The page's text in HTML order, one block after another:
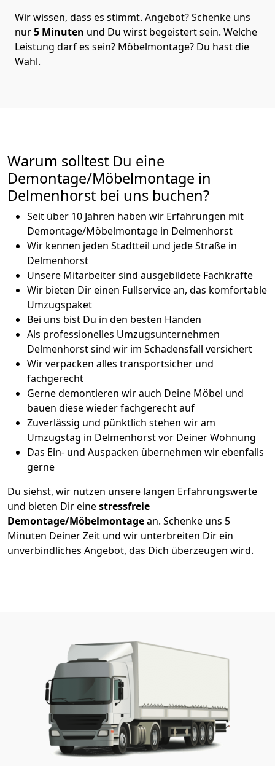
Wir wissen, dass es stimmt. Angebot? Schenke uns
nur5 Minuten und Du wirst begeistert sein. Welche
Leistung darf es sein? Möbelmontage? Du hast die
Wahl.
Warum solltest Du eine
Demontage/Möbelmontage in
Delmenhorst bei uns buchen?
Seit über 10 Jahren haben wir Erfahrungen mit
Demontage/Möbelmontage in Delmenhorst
Wir kennen jeden Stadtteil und jede Straße in
Delmenhorst
Unsere Mitarbeiter sind ausgebildete Fachkräfte
Wir bieten Dir einen Fullservice an, das komfortable
Umzugspaket
Bei uns bist Du in den besten Händen
Als professionelles Umzugsunternehmen
Delmenhorst sind wir im Schadensfall versichert
Wir verpacken alles transportsicher und
fachgerecht
Gerne demontieren wir auch Deine Möbel und
bauen diese wieder fachgerecht auf
Zuverlässig und pünktlich stehen wir am
Umzugstag in Delmenhorst vor Deiner Wohnung
Das Ein- und Auspacken übernehmen wir ebenfalls
gerne
Du siehst, wir nutzen unsere langen Erfahrungswerte
und bieten Dir einestressfreie
Demontage/Möbelmontagean. Schenke uns 5
Minuten Deiner Zeit und wir unterbreiten Dir ein
unverbindliches Angebot, das Dich überzeugen wird.